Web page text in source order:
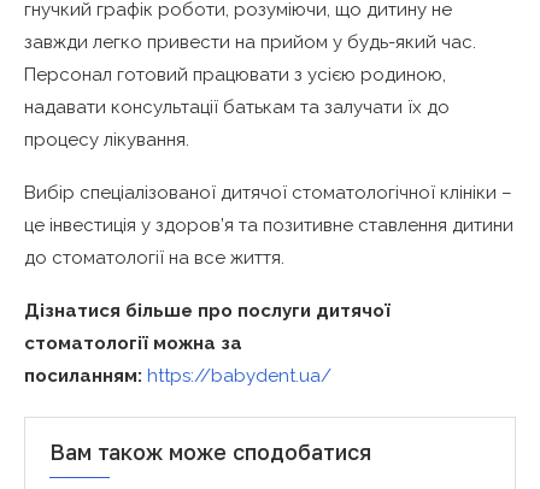
гнучкий графік роботи, розуміючи, що дитину не
завжди легко привести на прийом у будь-який час.
Персонал готовий працювати з усією родиною,
надавати консультації батькам та залучати їх до
процесу лікування.
Вибір спеціалізованої дитячої стоматологічної клініки –
це інвестиція у здоров’я та позитивне ставлення дитини
до стоматології на все життя.
Дізнатися більше про послуги дитячої
стоматології можна за
посиланням: https://babydent.ua/
Вам також може сподобатися